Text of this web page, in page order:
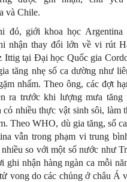
và Chile.
đó, giới khoa học Argentina
nhận thay đổi lớn về vi rút
Ittig tại Đại học Quốc gia
tăng nhẹ số ca dường như
nhấm. Theo ông, các đợt
ra trước khi lượng mưa tăng
có nhiều thực vật sinh sôi, làm
Theo WHO, dù gia tăng, số
vẫn trong phạm vi trung
nhiều so với một số nước như
ghi nhận hàng ngàn ca mỗi
vong do các chủng ở châu Á